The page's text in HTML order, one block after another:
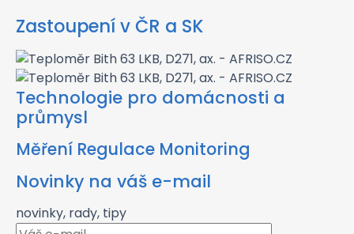
Zastoupení v ČR a SK
Technologie pro domácnosti a
průmysl
Měření Regulace Monitoring
Novinky na váš e-mail
novinky, rady, tipy